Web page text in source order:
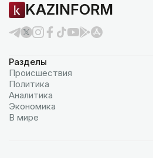
KAZINFORM
Разделы
Происшествия
Политика
Аналитика
Экономика
В мире